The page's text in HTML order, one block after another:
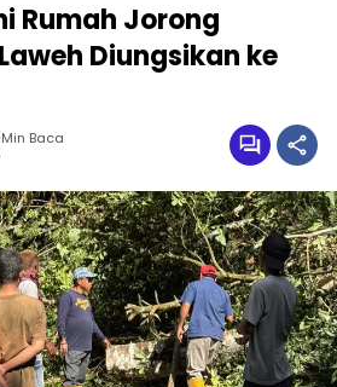
Rumah Jorong
Diungsikan ke
Baca